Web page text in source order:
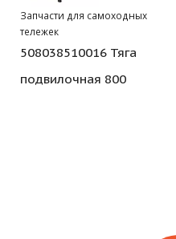
Запчасти для самоходных
тележек
508038510016 Тяга
подвилочная 800